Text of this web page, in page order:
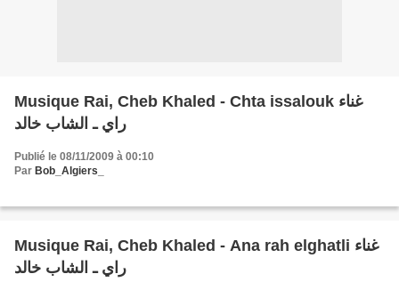
Musique Rai, Cheb Khaled - Chta issalouk غناء
راي ـ الشاب خالد
Publié le 08/11/2009 à 00:10
Par Bob_Algiers_
Musique Rai, Cheb Khaled - Ana rah elghatli غناء
راي ـ الشاب خالد